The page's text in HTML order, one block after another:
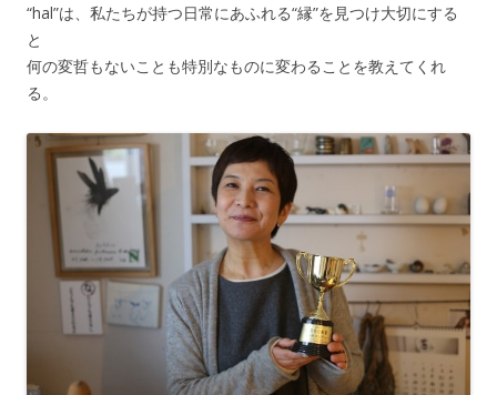
“hal”は、私たちが持つ日常にあふれる“縁”を見つけ大切にする
と
何の変哲もないことも特別なものに変わることを教えてくれ
る。